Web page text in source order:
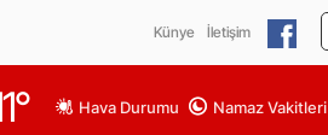
Künye İletişim
° Hava Durumu Namaz Vakitleri